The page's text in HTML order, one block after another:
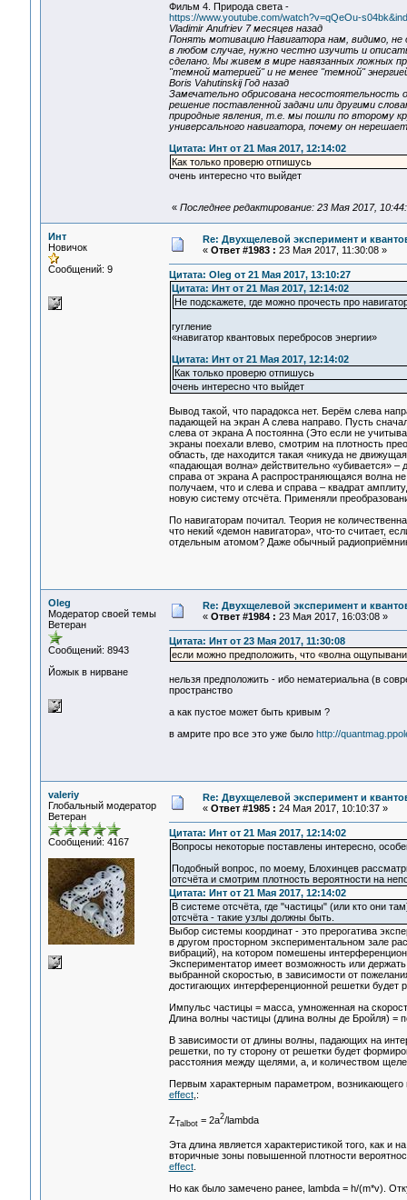
Фильм 4. Природа света -
https://www.youtube.com/watch?v=qQeOu-
Vladimir Anufriev 7 месяцев назад
Понять мотивацию Навигатора нам, видимо, не
в любом случае, нужно честно изучить и
сделано. Мы живем в мире навязанных ложных
"темной материей" и не менее "темной"
Boris Vahutinskij Год назад
Замечательно обрисована несостоятельность
решение поставленной задачи или другими
природные явления, т.е. мы пошли по второму
универсального навигатора, почему он
Цитата: Инт от 21 Мая 2017, 12:14:02
Как только проверю отпишусь
очень интересно что выйдет
« Последнее редактирование: 23 Мая 2017,
Инт
Новичок
Сообщений: 9
Re: Двухщелевой эксперимент и
« Ответ #1983 : 23 Мая 2017, 11:30:08 »
Цитата: Oleg от 21 Мая 2017, 13:10:27
Цитата: Инт от 21 Мая 2017, 12:14:02
Не подскажете, где можно прочесть про
гугление
«навигатор квантовых перебросов энергии»
Цитата: Инт от 21 Мая 2017, 12:14:02
Как только проверю отпишусь
очень интересно что выйдет
Вывод такой, что парадокса нет. Берём слева
падающей на экран А слева направо. Пусть
слева от экрана А постоянна (Это если не
экраны поехали влево, смотрим на плотность
область, где находится такая «никуда не
«падающая волна» действительно «убивается»
справа от экрана А распространяющаяся волна
получаем, что и слева и справа – квадрат
новую систему отсчёта. Применяли
По навигаторам почитал. Теория не
что некий «демон навигатора», что-то считает,
отдельным атомом? Даже обычный
Oleg
Модератор своей темы
Ветеран
Сообщений: 8943
Йожык в нирване
Re: Двухщелевой эксперимент и
« Ответ #1984 : 23 Мая 2017, 16:03:08 »
Цитата: Инт от 23 Мая 2017, 11:30:08
если можно предположить, что «волна
нельзя предположить - ибо нематериальна (в
пространство
а как пустое может быть кривым ?
в амрите про все это уже было http://
valeriy
Глобальный модератор
Ветеран
Сообщений: 4167
Re: Двухщелевой эксперимент и
« Ответ #1985 : 24 Мая 2017, 10:10:37 »
Цитата: Инт от 21 Мая 2017, 12:14:02
Вопросы некоторые поставлены интересно,
Подобный вопрос, по моему, Блохинцев
отсчёта и смотрим плотность вероятности на
Цитата: Инт от 21 Мая 2017, 12:14:02
В системе отсчёта, где "частицы" (или кто они
отсчёта - такие узлы должны быть.
Выбор системы координат - это прерогатива
в другом просторном экспериментальном зале
вибраций), на котором помешены
Экспериментатор имеет возможность или
выбранной скоростью, в зависимости от
достигающих интерференционной решетки будет
Импульс частицы = масса, умноженная на
Длина волны частицы (длина волны де Бройля) =
В зависимости от длины волны, падающих на
решетки, по ту сторону от решетки будет
расстояния между щелями, a, и количеством
Первым характерным параметром, возникающего
effect,:
ZTalbot= 2a2/lambda
Эта длина является характеристикой того, как и
вторичные зоны повышенной плотности
effect.
Но как было замечено ранее, lambda = h/(m*v).